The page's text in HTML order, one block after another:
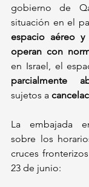
gobierno de
situación en el
espacio aéreo y
operan con
parcialmente
sujetos a
La embajada
sobre los
cruces
23 de junio: